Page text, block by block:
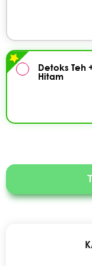
Detoks Teh
Hitam